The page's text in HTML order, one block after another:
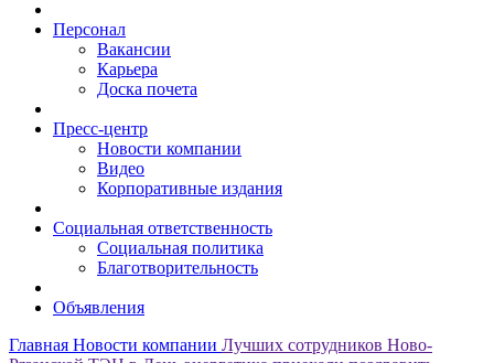
Персонал
Вакансии
Карьера
Доска почета
Пресс-центр
Новости компании
Видео
Корпоративные издания
Социальная ответственность
Социальная политика
Благотворительность
Объявления
Главная Новости компании Лучших сотрудников Ново-